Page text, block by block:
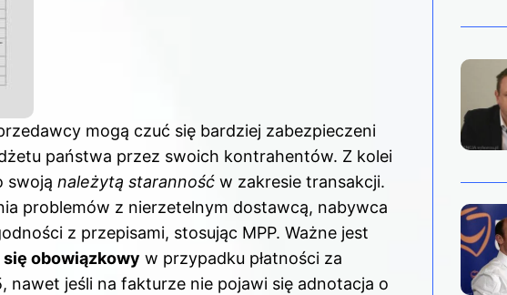
mogą czuć się bardziej zabezpieczeni
państwa przez swoich kontrahentów. Z kolei
swoją należytą staranność w zakresie transakcji.
problemów z nierzetelnym dostawcą, nabywca
z przepisami, stosując MPP. Ważne jest
obowiązkowy w przypadku płatności za
nawet jeśli na fakturze nie pojawi się adnotacja o